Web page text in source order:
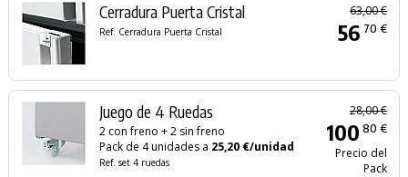
Cerradura Puerta Cristal
Ref. Cerradura Puerta Cristal
63,00 €
56 70 €
Juego de 4 Ruedas
2 con freno + 2 sin freno
Pack de 4 unidades a 25,20 €/unidad
Ref. set 4 ruedas
28,00 €
100 80 €
Precio del
Pack